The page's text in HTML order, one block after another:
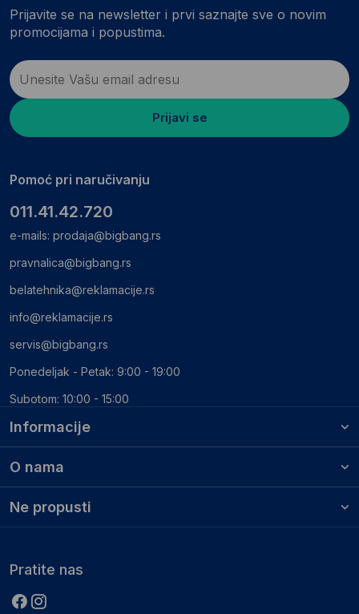
Informacije
O nama
Ne propusti
Prijavite se na newsletter i prvi saznajte sve o novim
promocijama i popustima.
Prijavi se
Pomoć pri naručivanju
011.41.42.720
e-mails: prodaja@bigbang.rs
pravnalica@bigbang.rs
belatehnika@reklamacije.rs
info@reklamacije.rs
servis@bigbang.rs
Ponedeljak - Petak: 9:00 - 19:00
Subotom: 10:00 - 15:00
Pratite nas